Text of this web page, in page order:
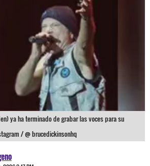
ya ha terminado de grabar las voces para su
/ @ brucedickinsonhq